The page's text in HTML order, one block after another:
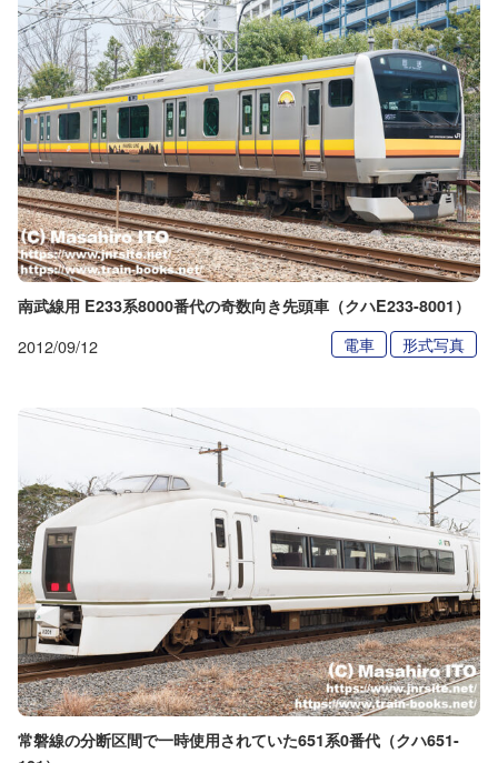
南武線用 E233系8000番代の奇数向き先頭車（クハE233-8001）
2012/09/12 電車 形式写真
常磐線の分断区間で一時使用されていた651系0番代（クハ651-